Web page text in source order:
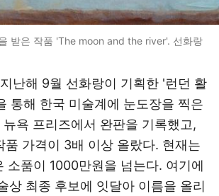
받은 작품 'The moon and the river'. 선화랑
난해 9월 선화랑이 기획한 '런던 활
통해 한국 미술계에 눈도장을 찍은
욕 프리즈에서 완판을 기록했고,
품 가격이 3배 이상 올랐다. 현재는
소품이 1000만원을 넘는다. 여기에
상 최종 후보에 잇달아 이름을 올리